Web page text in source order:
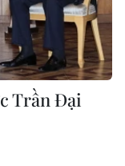
Trần Đại